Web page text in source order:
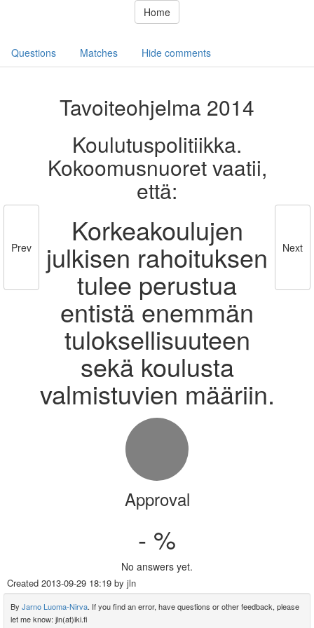
Home
Questions Matches Hide comments
Prev
Tavoiteohjelma 2014
Koulutuspolitiikka.
Kokoomusnuoret vaatii,
että:
Korkeakoulujen
julkisen rahoituksen
tulee perustua
entistä enemmän
tuloksellisuuteen
sekä koulusta
valmistuvien määriin.
Next
Approval
- %
No answers yet.
Created 2013-09-29 18:19 by jln
By Jarno Luoma-Nirva. If you find an error, have questions or other feedback, please
let me know: jln(at)iki.fi